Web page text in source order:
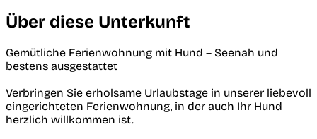
Über diese Unterkunft
Gemütliche Ferienwohnung mit Hund – Seenah und
bestens ausgestattet
Verbringen Sie erholsame Urlaubstage in unserer liebevoll
eingerichteten Ferienwohnung, in der auch Ihr Hund
herzlich willkommen ist.